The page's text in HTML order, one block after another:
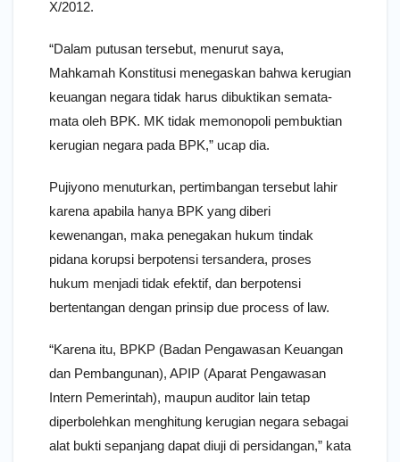
X/2012.
“Dalam putusan tersebut, menurut saya,
Mahkamah Konstitusi menegaskan bahwa kerugian
keuangan negara tidak harus dibuktikan semata-
mata oleh BPK. MK tidak memonopoli pembuktian
kerugian negara pada BPK,” ucap dia.
Pujiyono menuturkan, pertimbangan tersebut lahir
karena apabila hanya BPK yang diberi
kewenangan, maka penegakan hukum tindak
pidana korupsi berpotensi tersandera, proses
hukum menjadi tidak efektif, dan berpotensi
bertentangan dengan prinsip due process of law.
“Karena itu, BPKP (Badan Pengawasan Keuangan
dan Pembangunan), APIP (Aparat Pengawasan
Intern Pemerintah), maupun auditor lain tetap
diperbolehkan menghitung kerugian negara sebagai
alat bukti sepanjang dapat diuji di persidangan,” kata